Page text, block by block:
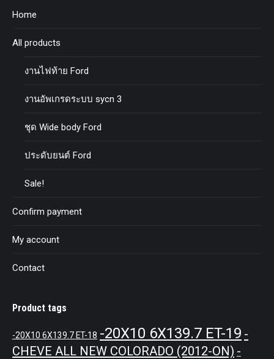
Home
All products
งานไฟท้าย Ford
งานอัพเกรดระบบ sycn 3
ชุด Wide body Ford
ประดับยนต์ Ford
Sale!
Confirm payment
My account
Contact
Product tags
-20X10 6X139.7 ET-18 -20X10 6X139.7 ET-19 -
CHEVE ALL NEW COLORADO (2012-ON) -